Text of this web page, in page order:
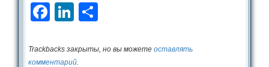
Facebook
LinkedIn
Trackbacks закрыты, но вы можетеоставлять
комментарий.